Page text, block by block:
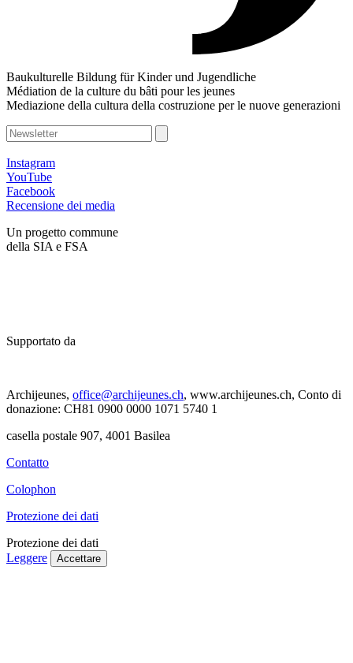
Baukulturelle Bildung für Kinder und Jugendliche
Médiation de la culture du bâti pour les jeunes
Mediazione della cultura della costruzione per le nuove generazioni
Instagram
YouTube
Facebook
Recensione dei media
Un progetto commune
della SIA e FSA
Supportato da
Archijeunes, office@archijeunes.ch, www.archijeunes.ch, Conto di
donazione: CH81 0900 0000 1071 5740 1
casella postale 907, 4001 Basilea
Contatto
Colophon
Protezione dei dati
Protezione dei dati
Leggere
Accettare